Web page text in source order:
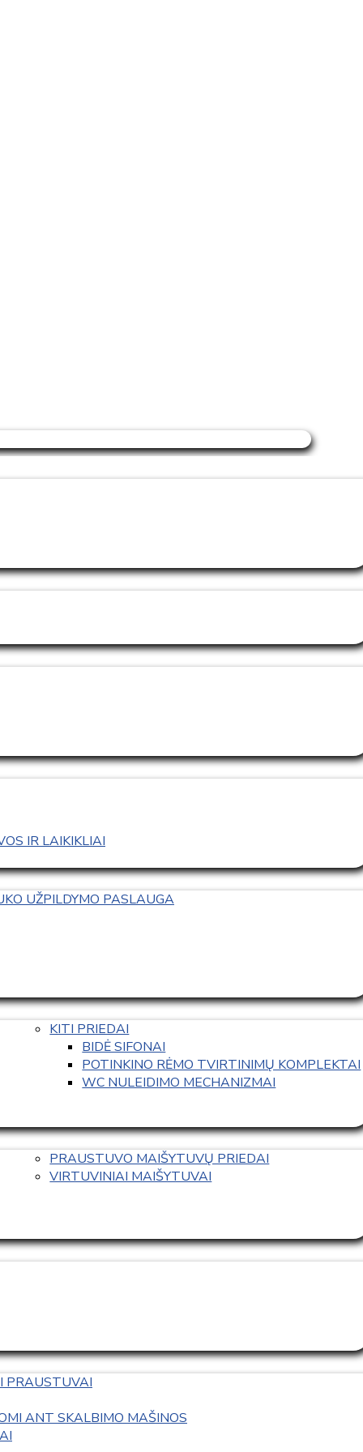
IR LAIKIKLIAI
UŽPILDYMO PASLAUGA
KITI PRIEDAI
BIDĖ SIFONAI
POTINKINO RĖMO TVIRTINIMŲ KOMPLEKTAI
WC NULEIDIMO MECHANIZMAI
PRAUSTUVO MAIŠYTUVŲ PRIEDAI
VIRTUVINIAI MAIŠYTUVAI
PRAUSTUVAI
ANT SKALBIMO MAŠINOS